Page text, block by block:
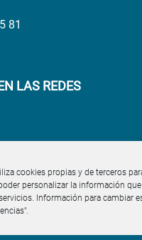
cookies propias y de terceros
personalizar la información
Información para cambiar
81
LAS REDES